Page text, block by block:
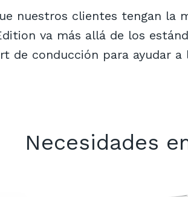
nuestros clientes tengan la
va más allá de los
de conducción para ayudar
Necesidades